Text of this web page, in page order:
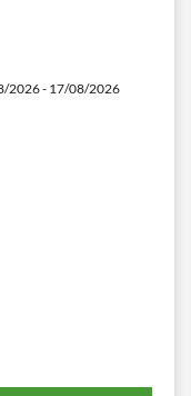
2026 - 17/08/2026